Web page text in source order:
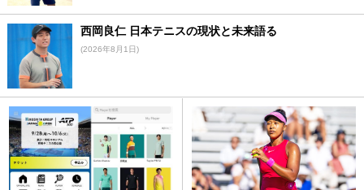
西岡良仁 日本テニスの現状と未来語る
(2026年8月1日)